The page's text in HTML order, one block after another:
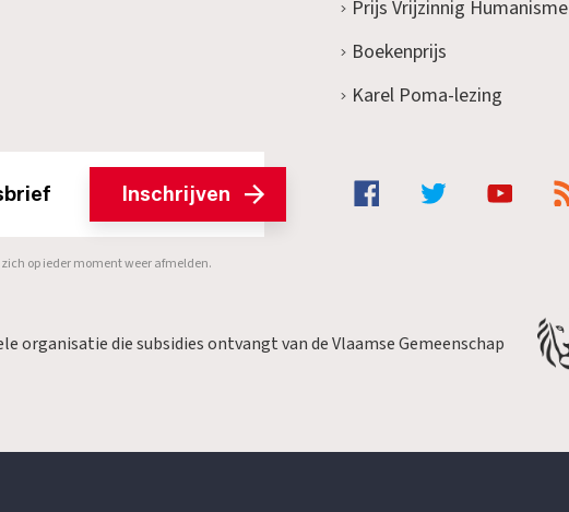
Prijs Vrijzinnig Humanisme
Boekenprijs
Karel Poma-lezing
Inschrijven
op ieder moment weer afmelden.
organisatie die subsidies ontvangt van de Vlaamse Gemeenschap